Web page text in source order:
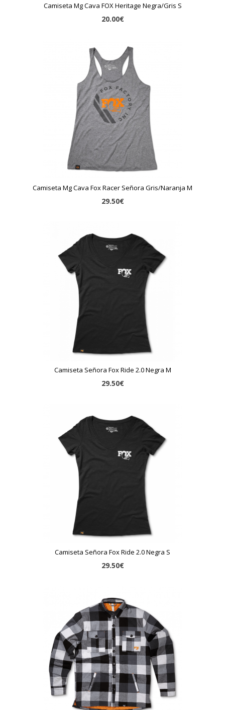
Camiseta Mg Cava FOX Heritage Negra/Gris S
20.00€
Camiseta Mg Cava Fox Racer Señora Gris/Naranja M
29.50€
Camiseta Señora Fox Ride 2.0 Negra M
29.50€
Camiseta Señora Fox Ride 2.0 Negra S
29.50€